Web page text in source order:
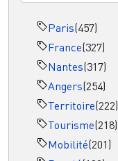
Paris(457)
France(327)
Nantes(317)
Angers(254)
Territoire(222)
Tourisme(218)
Mobilité(201)